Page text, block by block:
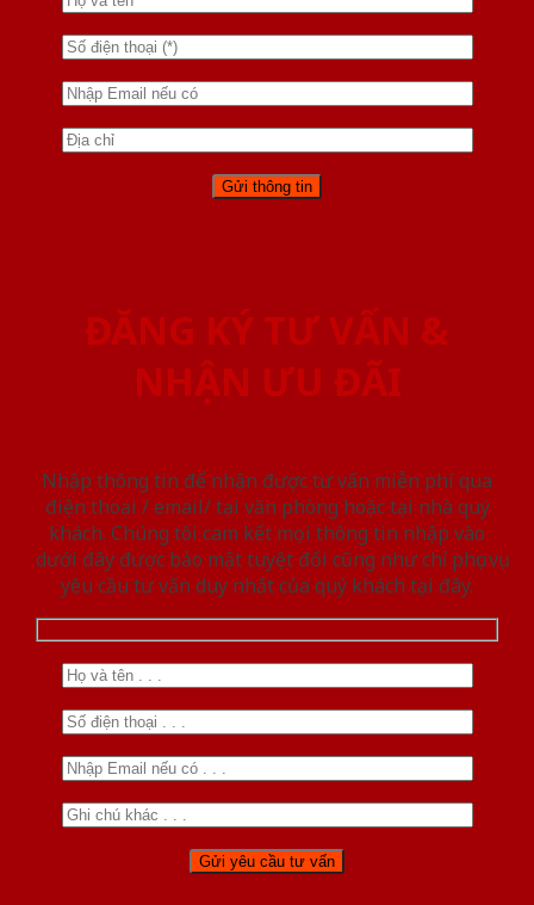
ĐĂNG KÝ TƯ VẤN &
NHẬN ƯU ĐÃI
Nhập thông tin để nhận được tư vấn miễn phí qua
điện thoại / email/ tại văn phòng hoặc tại nhà quý
khách. Chúng tôi cam kết mọi thông tin nhập vào
dưới đây được bảo mật tuyệt đối cũng như chỉ phục vụ
yêu cầu tư vấn duy nhất của quý khách tại đây.